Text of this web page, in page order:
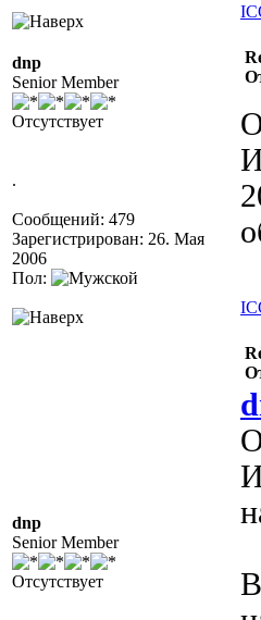
dnp
Senior Member
Отсутствует
.
Сообщений: 479
Зарегистрирован: 26. Мая
2006
Пол:
dnp
Senior Member
Отсутствует